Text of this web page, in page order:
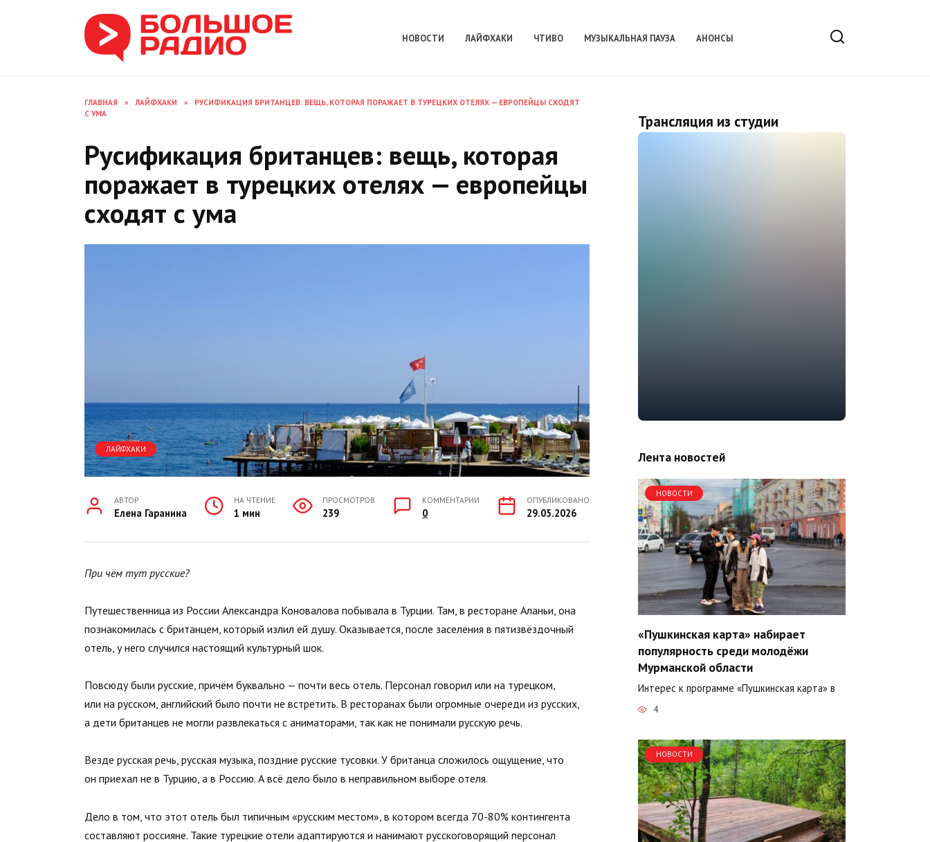
НОВОСТИ ЛАЙФХАКИ ЧТИВО МУЗЫКАЛЬНАЯ ПАУЗА АНОНСЫ
ГЛАВНАЯ » ЛАЙФХАКИ »
РУСИФИКАЦИЯ БРИТАНЦЕВ: ВЕЩЬ, КОТОРАЯ ПОРАЖАЕТ В ТУРЕЦКИХ ОТЕЛЯХ — ЕВРОПЕЙЦЫ СХОДЯТ
С УМА
Русификация британцев: вещь, которая
поражает в турецких отелях — европейцы
сходят с ума
ЛАЙФХАКИ
АВТОР
Елена Гаранина
НА ЧТЕНИЕ
1 мин
ПРОСМОТРОВ
239
КОММЕНТАРИИ
0
ОПУБЛИКОВАНО
29.05.2026
При чём тут русские?
Путешественница из России Александра Коновалова побывала в Турции. Там, в ресторане Аланьи, она
познакомилась с британцем, который излил ей душу. Оказывается, после заселения в пятизвёздочный
отель, у него случился настоящий культурный шок.
Повсюду были русские, причём буквально — почти весь отель. Персонал говорил или на турецком,
или на русском, английский было почти не встретить. В ресторанах были огромные очереди из русских,
а дети британцев не могли развлекаться с аниматорами, так как не понимали русскую речь.
Везде русская речь, русская музыка, поздние русские тусовки. У британца сложилось ощущение, что
он приехал не в Турцию, а в Россию. А всё дело было в неправильном выборе отеля.
Дело в том, что этот отель был типичным «русским местом», в котором всегда 70-80% контингента
составляют россияне. Такие турецкие отели адаптируются и нанимают русскоговорящий персонал
Трансляция из студии
Лента новостей
НОВОСТИ
«Пушкинская карта» набирает
популярность среди молодёжи
Мурманской области
Интерес к программе «Пушкинская карта» в
4
НОВОСТИ